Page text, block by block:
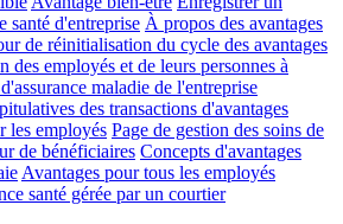
santé d'entreprise À propos des avantages
de réinitialisation du cycle des avantages
des employés et de leurs personnes à
maladie de l'entreprise
des transactions d'avantages
les employés Page de gestion des soins de
de bénéficiaires Concepts d'avantages
Avantages pour tous les employés
santé gérée par un courtier